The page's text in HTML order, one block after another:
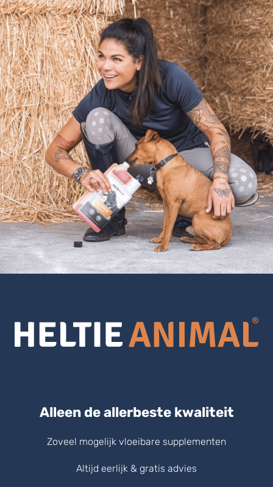
Alleen de allerbeste kwaliteit
Zoveel mogelijk vloeibare supplementen
Altijd eerlijk & gratis advies